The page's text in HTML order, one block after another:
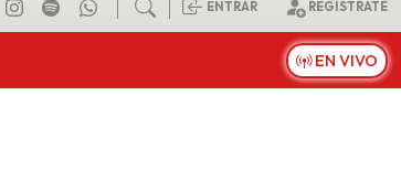
ENTRAR REGÍSTRATE
EN VIVO